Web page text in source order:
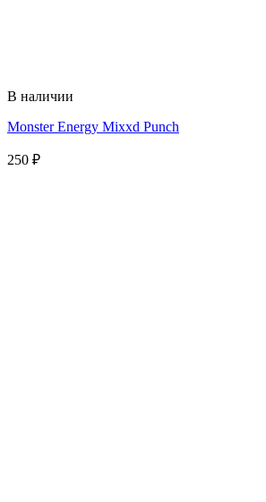
В наличии
Monster Energy Mixxd Punch
250 ₽